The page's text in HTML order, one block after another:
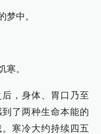
梦中。
寒。
，身体、胃口乃至
了两种生命本能的
寒冷大约持续四五